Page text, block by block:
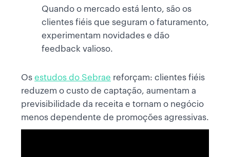
Quando o mercado está lento, são os
clientes fiéis que seguram o faturamento,
experimentam novidades e dão
feedback valioso.
Os estudos do Sebrae reforçam: clientes fiéis
reduzem o custo de captação, aumentam a
previsibilidade da receita e tornam o negócio
menos dependente de promoções agressivas.